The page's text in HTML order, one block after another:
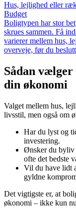
Hus, lejlighed eller
Budget
Boligtypen har stor
skrues sammen. Få
varierer mellem hus,
overveje, før du
Sådan
din økonomi
Valget mellem hus,
livsstil, men også om
Har du lyst og
investering.
Ønsker du byliv
ofte det bedste
Vil du have lidt
gyldne
Det vigtigste er, at
økonomi – ikke kun